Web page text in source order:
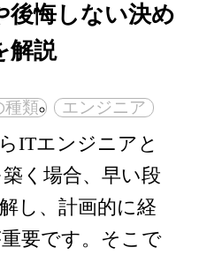
後悔しない決め
解説
種類 エンジニア
ITエンジニアと
く場合、早い段
し、計画的に経
要です。そこで